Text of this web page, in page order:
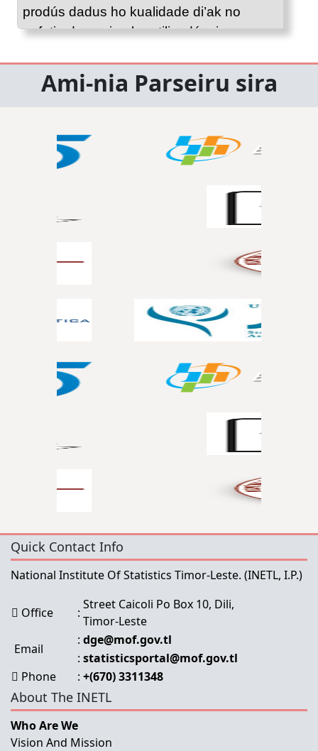
prodús dadus ho kualidade di’ak no
nafatin dezemina ba utilizadór sira
Ami-nia Parseiru sira
Quick Contact Info
National Institute Of Statistics Timor-Leste. (INETL, I.P.)
Office :
Street Caicoli Po Box 10, Dili,
Timor-Leste
Email
: dge@mof.gov.tl
: statisticsportal@mof.gov.tl
Phone
: +(670) 3311348
About The INETL
Who Are We
Vision And Mission